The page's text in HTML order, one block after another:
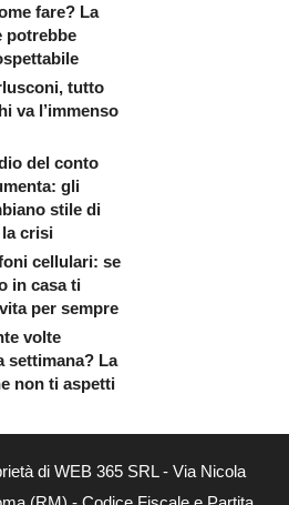
fare? La
potrebbe
tutto
va l’immenso
del conto
gli
stile di
crisi
cellulari: se
in casa ti
per sempre
volte
settimana? La
non ti aspetti
di WEB 365 SRL - Via Nicola